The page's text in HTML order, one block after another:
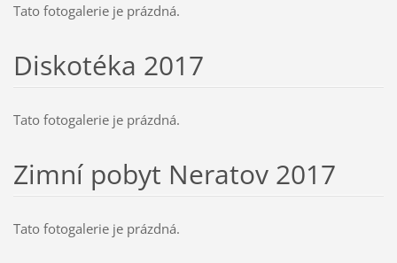
Tato fotogalerie je prázdná.
Diskotéka 2017
Tato fotogalerie je prázdná.
Zimní pobyt Neratov 2017
Tato fotogalerie je prázdná.